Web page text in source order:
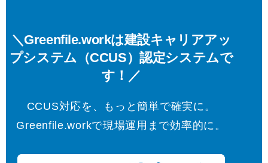
＼Greenfile.workは建設キャリアアッ
プシステム（CCUS）認定システムで
す！／
CCUS対応を、もっと簡単で確実に。
Greenfile.workで現場運用まで効率的に。